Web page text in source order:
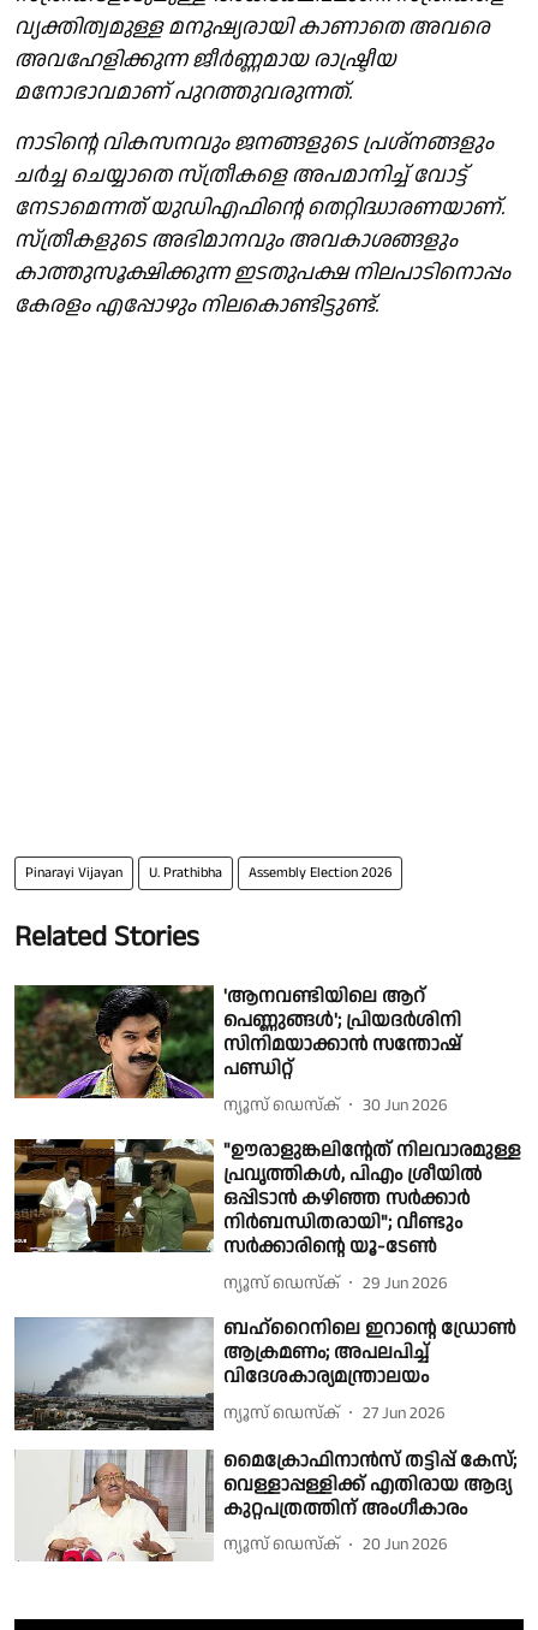
വ്യക്തിത്വമുള്ള മനുഷ്യരായി കാണാതെ അവരെ
അവഹേളിക്കുന്ന ജീർണ്ണമായ രാഷ്ട്രീയ
മനോഭാവമാണ് പുറത്തുവരുന്നത്.
നാടിന്റെ വികസനവും ജനങ്ങളുടെ പ്രശ്നങ്ങളും
ചർച്ച ചെയ്യാതെ സ്ത്രീകളെ അപമാനിച്ച് വോട്ട്
നേടാമെന്നത് യുഡിഎഫിന്റെ തെറ്റിദ്ധാരണയാണ്.
സ്ത്രീകളുടെ അഭിമാനവും അവകാശങ്ങളും
കാത്തുസൂക്ഷിക്കുന്ന ഇടതുപക്ഷ നിലപാടിനൊപ്പം
കേരളം എപ്പോഴും നിലകൊണ്ടിട്ടുണ്ട്.
Pinarayi Vijayan U. Prathibha Assembly Election 2026
Related Stories
'ആനവണ്ടിയിലെ ആറ്
പെണ്ണുങ്ങള്‍'; പ്രിയദർശിനി
സിനിമയാക്കാൻ സന്തോഷ്
പണ്ഡിറ്റ്
ന്യൂസ് ഡെസ്ക് 30 Jun 2026
"ഊരാളുങ്കലിൻ്റേത് നിലവാരമുള്ള
പ്രവൃത്തികൾ, പിഎം ശ്രീയിൽ
ഒപ്പിടാൻ കഴിഞ്ഞ സർക്കാർ
നിർബന്ധിതരായി"; വീണ്ടും
സർക്കാരിൻ്റെ യൂ-ടേൺ
ന്യൂസ് ഡെസ്ക് 29 Jun 2026
ബഹ്റൈനിലെ ഇറാൻ്റെ ഡ്രോൺ
ആക്രമണം; അപലപിച്ച്
വിദേശകാര്യമന്ത്രാലയം
ന്യൂസ് ഡെസ്ക് 27 Jun 2026
മൈക്രോഫിനാൻസ് തട്ടിപ്പ് കേസ്;
വെള്ളാപ്പള്ളിക്ക് എതിരായ ആദ്യ
കുറ്റപത്രത്തിന് അംഗീകാരം
ന്യൂസ് ഡെസ്ക് 20 Jun 2026